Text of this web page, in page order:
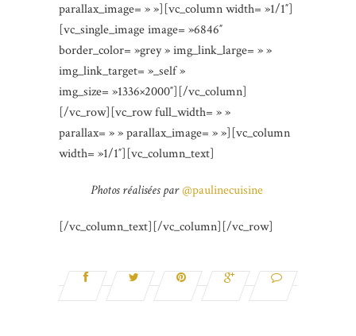
parallax_image= » »][vc_column width= »1/1″]
[vc_single_image image= »6846″
border_color= »grey » img_link_large= » »
img_link_target= »_self »
img_size= »1336×2000″][/vc_column]
[/vc_row][vc_row full_width= » »
parallax= » » parallax_image= » »][vc_column
width= »1/1″][vc_column_text]
Photos réalisées par @paulinecuisine
[/vc_column_text][/vc_column][/vc_row]